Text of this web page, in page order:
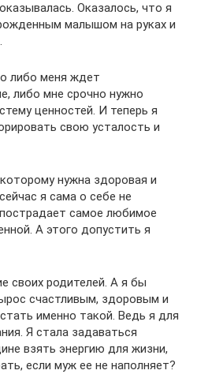
Оказалось, что я
малышом на руках и
либо меня ждет
либо мне срочно нужно
ценностей. И теперь я
свою усталость и
нужна здоровая и
я сама о себе не
самое любимое
А этого допустить я
своих родителей. А я бы
счастливым, здоровым и
именно такой. Ведь я для
Я стала задаваться
взять энергию для жизни,
если муж ее не наполняет?